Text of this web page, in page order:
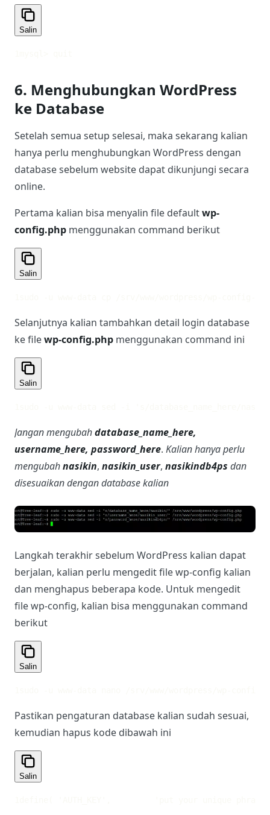
Salin
6. Menghubungkan WordPress
ke Database
Setelah semua setup selesai, maka sekarang kalian
hanya perlu menghubungkan WordPress dengan
database sebelum website dapat dikunjungi secara
online.
Pertama kalian bisa menyalin file defaultwp-
config.php menggunakan command berikut
Salin
Selanjutnya kalian tambahkan detail login database
ke filewp-config.php menggunakan command ini
Salin
Jangan mengubahdatabase_name_here,
username_here, password_here. Kalian hanya perlu
mengubahnasikin, nasikin_user, nasikindb4ps dan
disesuaikan dengan database kalian
Langkah terakhir sebelum WordPress kalian dapat
berjalan, kalian perlu mengedit file wp-config kalian
dan menghapus beberapa kode. Untuk mengedit
file wp-config, kalian bisa menggunakan command
berikut
Salin
Pastikan pengaturan database kalian sudah sesuai,
kemudian hapus kode dibawah ini
Salin